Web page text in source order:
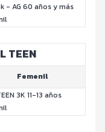
- AG 60 años y más
TEEN
Femenil
3K 11-13 años